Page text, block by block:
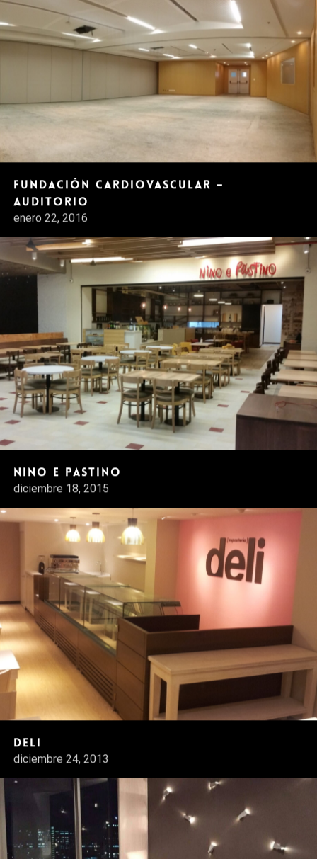
Fundación Cardiovascular –
Auditorio
enero 22, 2016
Nino e Pastino
diciembre 18, 2015
Deli
diciembre 24, 2013